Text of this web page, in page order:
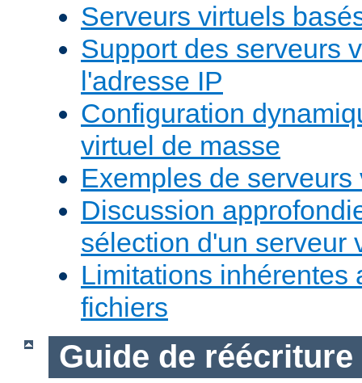
Serveurs virtuels
Support des serveurs
l'adresse IP
Configuration
virtuel de masse
Exemples de serveurs
Discussion
sélection d'un serveur
Limitations inhérentes
fichiers
Guide de réécriture